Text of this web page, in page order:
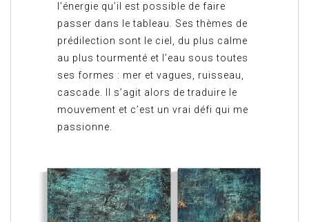
l’énergie qu’il est possible de faire
passer dans le tableau. Ses thèmes de
prédilection sont le ciel, du plus calme
au plus tourmenté et l’eau sous toutes
ses formes : mer et vagues, ruisseau,
cascade. Il s’agit alors de traduire le
mouvement et c’est un vrai défi qui me
passionne.